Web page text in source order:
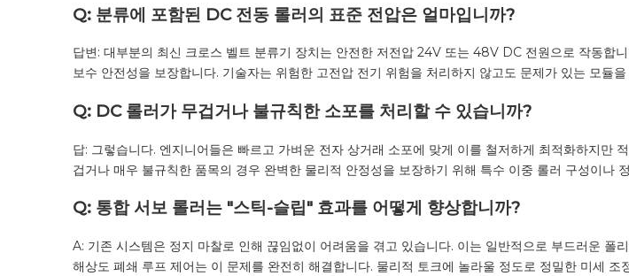
Q: 분류에 포함된 DC 전동 롤러의 표준 전압은 얼마입니까?
답변: 대부분의 최신 크로스 벨트 분류기 장치는 안전한 저전압 24V 또는 48V DC 전원으로 작동합
보수 안전성을 보장합니다. 기술자는 위험한 고전압 전기 위험을 처리하지 않고도 문제가 있는 모듈
Q: DC 롤러가 무겁거나 불규칙한 소포를 처리할 수 있습니까?
답: 그렇습니다. 엔지니어들은 빠르고 가벼운 전자 상거래 소포에 맞게 이를 철저하게 최적화하지
겁거나 매우 불규칙한 품목의 경우 완벽한 물리적 안정성을 보장하기 위해 특수 이중 롤러 구성이나
Q: 통합 서보 롤러는 "스틱-슬립" 효과를 어떻게 향상합니까?
A: 기존 시스템은 정지 마찰로 인해 끊임없이 어려움을 겪고 있습니다. 이는 일반적으로 부드러운
해상도 폐쇄 루프 제어는 이 문제를 완전히 해결합니다. 물리적 토크에 놀라울 정도로 정밀한 미세